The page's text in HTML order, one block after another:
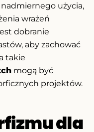
użycia,
wrażeń
dobranie
aby zachować
takie
mogą być
projektów.
dla